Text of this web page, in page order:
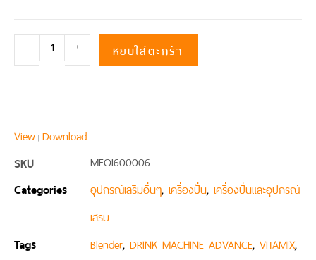
- + หยิบใส่ตะกร้า
View | Download
SKU MEOI600006
Categories อุปกรณ์เสริมอื่นๆ, เครื่องปั่น, เครื่องปั่นและอุปกรณ์
เสริม
Tags Blender, DRINK MACHINE ADVANCE, VITAMIX,